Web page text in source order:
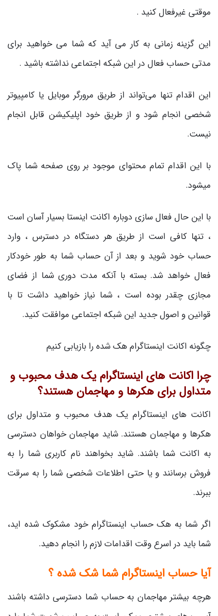
موقتی غیرفعال کنید .
این گزینه زمانی به کار می آید که شما می خواهید برای
مدتی حساب فعال در این شبکه اجتماعی نداشته باشید .
این اقدام تنها می‌تواند از طریق مرورگر موبایل یا کامپیوتر
شخصی انجام شود و از طریق خود اپلیکیشن قابل انجام
نیست.
با این اقدام تمام محتوای موجود بر روی صفحه شما پاک
میشود.
با این حال فعال سازی دوباره اکانت اینستا بسیار آسان است
، تنها کافی است از طریق هر دستگاه در دسترس ، وارد
حساب خود شوید و بعد از آن حساب شما به طور خودکار
فعال خواهد شد. بسته با آنکه مدت دوری شما از فضای
مجازی چقدر بوده است ، شما نیاز خواهید داشت تا با
قوانین و اصول جدید این شبکه اجتماعی موافقت کنید.
چگونه اکانت اینستاگرام هک شده را بازیابی کنیم
چرا اکانت های اینستاگرام یک هدف محبوب و
متداول برای هکرها و مهاجمان هستند؟
اکانت های اینستاگرام یک هدف محبوب و متداول برای
هکرها و مهاجمان هستند. شاید مهاجمان خواهان دسترسی
به اکانت شما باشند. شاید بخواهند نام کاربری شما را به
فروش برسانند و یا حتی اطلاعات شخصی شما را به سرقت
ببرند.
اگر شما به هک حساب اینستاگرام خود مشکوک شده اید،
شما باید در اسرع وقت اقدامات لازم را انجام دهید.
آیا حساب اینستاگرام شما شک شده ؟
هرچه بیشتر مهاجمان به حساب شما دسترسی داشته باشند